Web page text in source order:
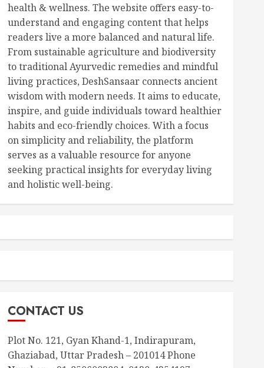
health & wellness. The website offers easy-to-
understand and engaging content that helps
readers live a more balanced and natural life.
From sustainable agriculture and biodiversity
to traditional Ayurvedic remedies and mindful
living practices, DeshSansaar connects ancient
wisdom with modern needs. It aims to educate,
inspire, and guide individuals toward healthier
habits and eco-friendly choices. With a focus
on simplicity and reliability, the platform
serves as a valuable resource for anyone
seeking practical insights for everyday living
and holistic well-being.
CONTACT US
Plot No. 121, Gyan Khand-1, Indirapuram,
Ghaziabad, Uttar Pradesh – 201014 Phone